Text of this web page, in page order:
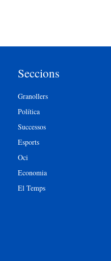
Seccions
Granollers
Política
Successos
Esports
Oci
Economia
El Temps